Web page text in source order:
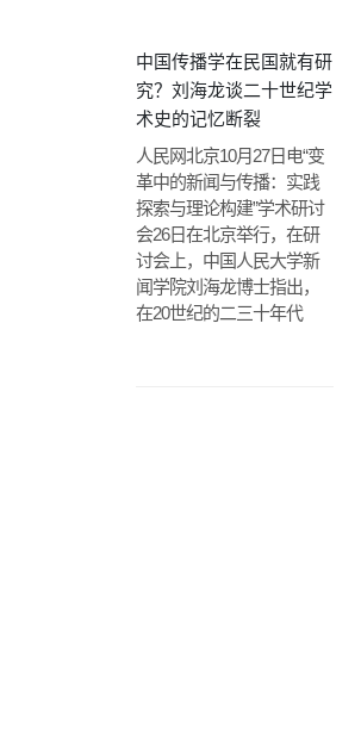
中国传播学在民国就有研
究？刘海龙谈二十世纪学
术史的记忆断裂
人民网北京10月27日电“变
革中的新闻与传播：实践
探索与理论构建”学术研讨
会26日在北京举行，在研
讨会上，中国人民大学新
闻学院刘海龙博士指出，
在20世纪的二三十年代